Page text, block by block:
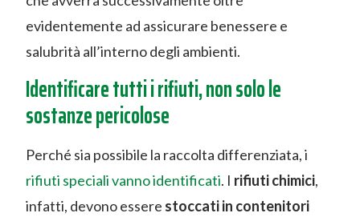
evidentemente ad assicurare benessere e
salubrità all’interno degli ambienti.
Identificare tutti i rifiuti, non solo le
sostanze pericolose
Perché sia possibile la raccolta differenziata, i
rifiuti speciali vanno identificati. I rifiuti chimici,
infatti, devono essere stoccati in contenitori